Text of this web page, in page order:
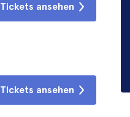
Tickets ansehen
Tickets ansehen